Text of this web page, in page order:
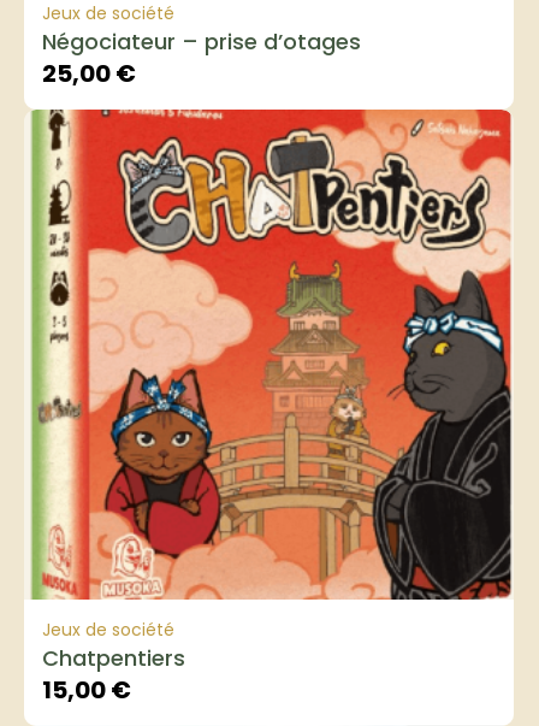
Jeux de société
Négociateur – prise d’otages
25,00€
Jeux de société
Chatpentiers
15,00€